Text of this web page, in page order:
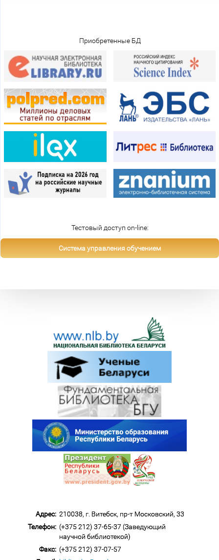
Приобретенные БД
Тестовый доступ on-line:
Система управления обучением
Адрес: 210038, г. Витебск, пр-т Московский, 33
Телефон: (+375 212) 37-65-37 (Заведующий
научной библиотекой)
Факс: (+375 212) 37-07-57